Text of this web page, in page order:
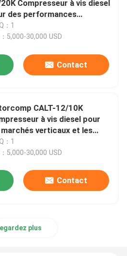
d'air
de roche
Compresseur à vis diesel
des performances
à une température
extrême de 55 °C
：1
5,000-30,000 USD
Contact
CALT-12/10K
à vis diesel pour
marchés verticaux et les
：1
5,000-30,000 USD
Contact
plus